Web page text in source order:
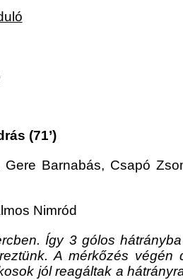
(71’)
Barnabás, Csapó
Nimród
Így 3 gólos
A mérkőzés végén
jól reagáltak a